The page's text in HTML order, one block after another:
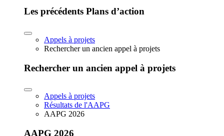
Les précédents Plans d’action
Appels à projets
Rechercher un ancien appel à projets
Rechercher un ancien appel à projets
Appels à projets
Résultats de l'AAPG
AAPG 2026
AAPG 2026